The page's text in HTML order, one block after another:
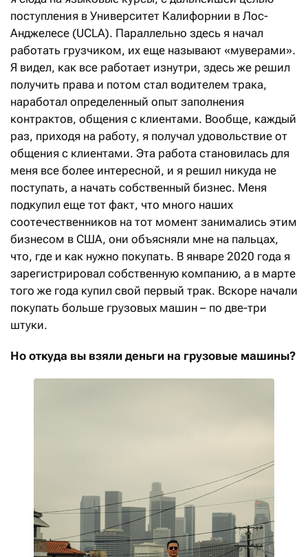
поступления в Университет Калифорнии в Лос-
Анджелесе (UCLA). Параллельно здесь я начал
работать грузчиком, их еще называют «муверами».
Я видел, как все работает изнутри, здесь же решил
получить права и потом стал водителем трака,
наработал определенный опыт заполнения
контрактов, общения с клиентами. Вообще, каждый
раз, приходя на работу, я получал удовольствие от
общения с клиентами. Эта работа становилась для
меня все более интересной, и я решил никуда не
поступать, а начать собственный бизнес. Меня
подкупил еще тот факт, что много наших
соотечественников на тот момент занимались этим
бизнесом в США, они объясняли мне на пальцах,
что, где и как нужно покупать. В январе 2020 года я
зарегистрировал собственную компанию, а в марте
того же года купил свой первый трак. Вскоре начали
покупать больше грузовых машин – по две-три
штуки.
Но откуда вы взяли деньги на грузовые машины?